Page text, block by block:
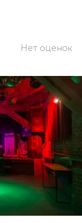
Нет оценок